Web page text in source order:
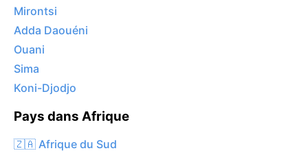
Mirontsi
Adda Daouéni
Ouani
Sima
Koni-Djodjo
Pays dans Afrique
🇿🇦 Afrique du Sud